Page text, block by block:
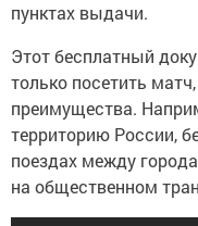
пунктах выдачи.
Этот бесплатный
только посетить
преимущества.
территорию России,
поездах между
на общественном